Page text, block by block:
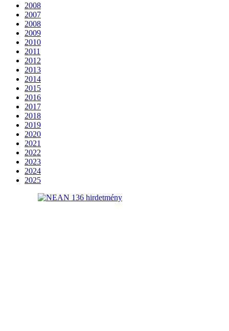
2008
2007
2008
2009
2010
2011
2012
2013
2014
2015
2016
2017
2018
2019
2020
2021
2022
2023
2024
2025